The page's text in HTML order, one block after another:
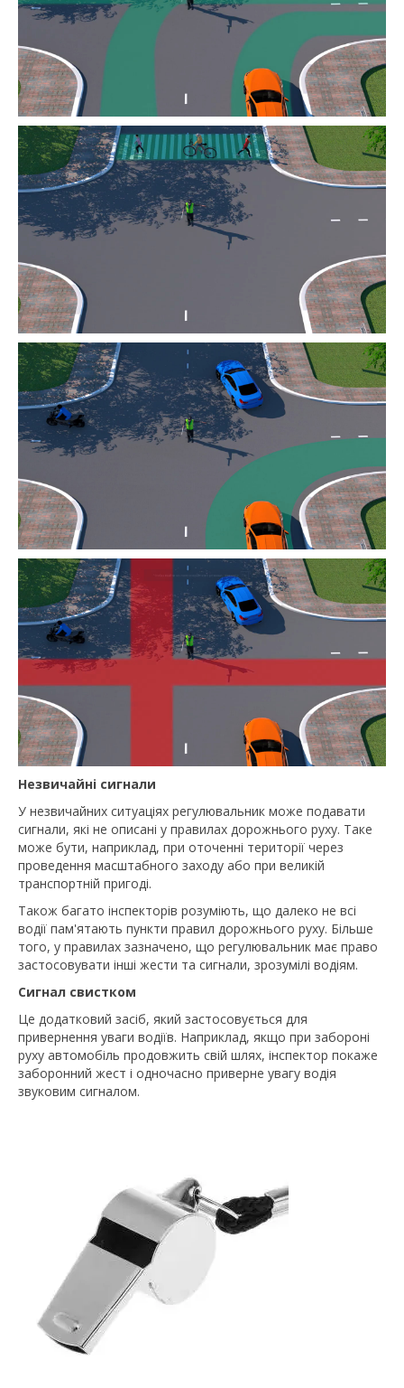
Незвичайні сигнали
У незвичайних ситуаціях регулювальник може подавати
сигнали, які не описані у правилах дорожнього руху. Таке
може бути, наприклад, при оточенні території через
проведення масштабного заходу або при великій
транспортній пригоді.
Також багато інспекторів розуміють, що далеко не всі
водії пам'ятають пункти правил дорожнього руху. Більше
того, у правилах зазначено, що регулювальник має право
застосовувати інші жести та сигнали, зрозумілі водіям.
Сигнал свистком
Це додатковий засіб, який застосовується для
привернення уваги водіїв. Наприклад, якщо при забороні
руху автомобіль продовжить свій шлях, інспектор покаже
заборонний жест і одночасно приверне увагу водія
звуковим сигналом.